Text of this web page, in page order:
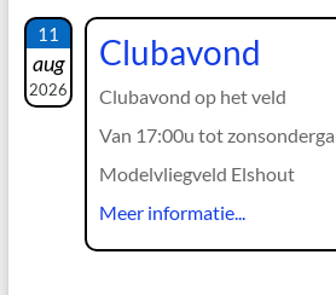
11
aug
2026
Clubavond
Clubavond op het veld
Van 17:00u tot
Modelvliegveld Elshout
Meer informatie...